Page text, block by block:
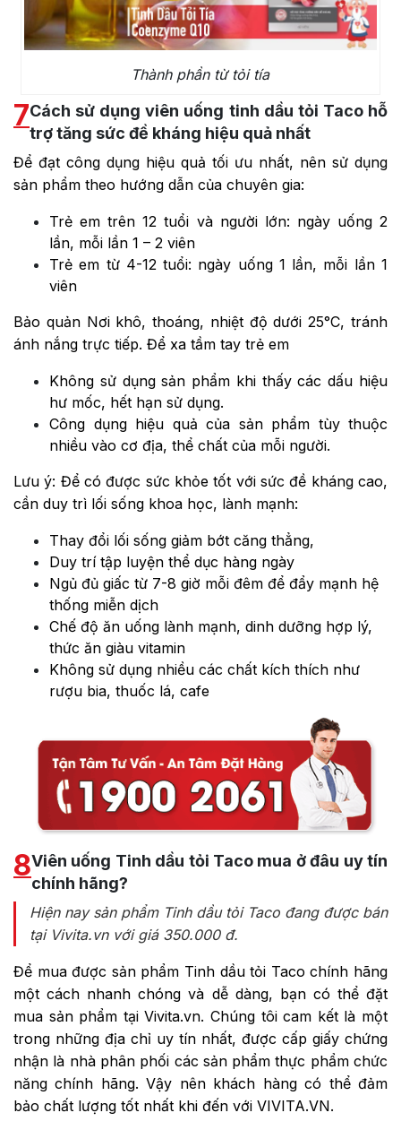
Thành phần từ tỏi tía
7Cách sử dụng viên uống tinh dầu tỏi Taco hỗ
trợ tăng sức đề kháng hiệu quả nhất
Để đạt công dụng hiệu quả tối ưu nhất, nên sử dụng
sản phẩm theo hướng dẫn của chuyên gia:
Trẻ em trên 12 tuổi và người lớn: ngày uống 2
lần, mỗi lần 1 – 2 viên
Trẻ em từ 4-12 tuổi: ngày uống 1 lần, mỗi lần 1
viên
Bảo quản Nơi khô, thoáng, nhiệt độ dưới 25°C, tránh
ánh nắng trực tiếp. Để xa tầm tay trẻ em
Không sử dụng sản phẩm khi thấy các dấu hiệu
hư mốc, hết hạn sử dụng.
Công dụng hiệu quả của sản phẩm tùy thuộc
nhiều vào cơ địa, thể chất của mỗi người.
Lưu ý: Để có được sức khỏe tốt với sức đề kháng cao,
cần duy trì lối sống khoa học, lành mạnh:
Thay đổi lối sống giảm bớt căng thẳng,
Duy trí tập luyện thể dục hàng ngày
Ngủ đủ giấc từ 7-8 giờ mỗi đêm để đẩy mạnh hệ
thống miễn dịch
Chế độ ăn uống lành mạnh, dinh dưỡng hợp lý,
thức ăn giàu vitamin
Không sử dụng nhiều các chất kích thích như
rượu bia, thuốc lá, cafe
8Viên uống Tinh dầu tỏi Taco mua ở đâu uy tín
chính hãng?
Hiện nay sản phẩm Tinh dầu tỏi Taco đang được bán
tại Vivita.vn với giá 350.000 đ.
Để mua được sản phẩm Tinh dầu tỏi Taco chính hãng
một cách nhanh chóng và dễ dàng, bạn có thể đặt
mua sản phẩm tại Vivita.vn. Chúng tôi cam kết là một
trong những địa chỉ uy tín nhất, được cấp giấy chứng
nhận là nhà phân phối các sản phẩm thực phẩm chức
năng chính hãng. Vậy nên khách hàng có thể đảm
bảo chất lượng tốt nhất khi đến với VIVITA.VN.